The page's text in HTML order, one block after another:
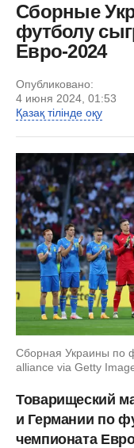
Сборные
футболу
Евро-2024
Опубликовано:
4 июня 2024, 01:53
Қазақ тілінде оқу
Сборная Украины по
alliance via Getty
Товарищеский
и Германии по
чемпионата